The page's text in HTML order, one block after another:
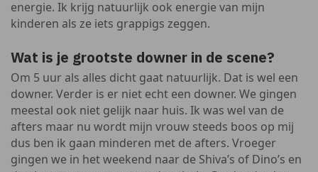
energie. Ik krijg natuurlijk ook energie van mijn
kinderen als ze iets grappigs zeggen.
Wat is je grootste downer in de scene?
Om 5 uur als alles dicht gaat natuurlijk. Dat is wel een
downer. Verder is er niet echt een downer. We gingen
meestal ook niet gelijk naar huis. Ik was wel van de
afters maar nu wordt mijn vrouw steeds boos op mij
dus ben ik gaan minderen met de afters. Vroeger
gingen we in het weekend naar de Shiva’s of Dino’s en